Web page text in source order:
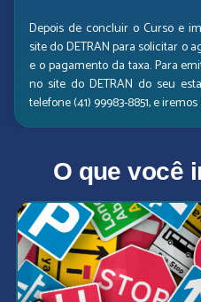
Depois de concluir o Curso e
site do DETRAN para solicitar o
e o pagamento da taxa. Para
no site do DETRAN do seu
telefone (41) 99983-8851, e
O que você